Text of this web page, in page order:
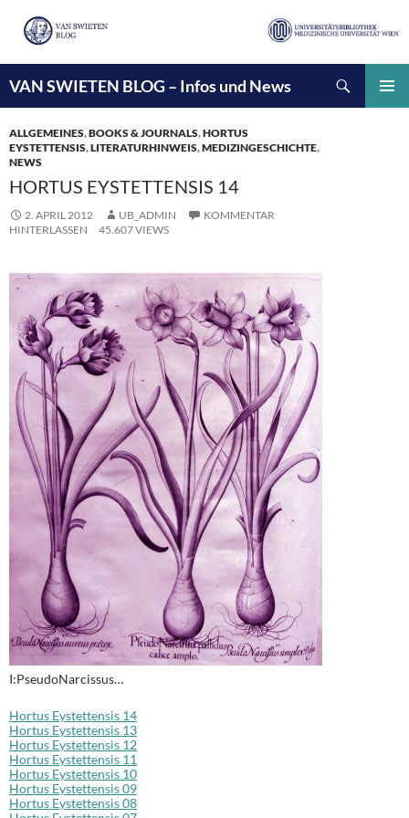
VAN SWIETEN BLOG – Infos und News
INHALT
SPRINGEN
ALLGEMEINES,BOOKS & JOURNALS,HORTUS
EYSTETTENSIS,LITERATURHINWEIS,MEDIZINGESCHICHTE,
NEWS
HORTUS EYSTETTENSIS 14
2. APRIL 2012 UB_ADMIN
KOMMENTAR
HINTERLASSEN
45.607 VIEWS
I:PseudoNarcissus…
Hortus Eystettensis 14
Hortus Eystettensis 13
Hortus Eystettensis 12
Hortus Eystettensis 11
Hortus Eystettensis 10
Hortus Eystettensis 09
Hortus Eystettensis 08